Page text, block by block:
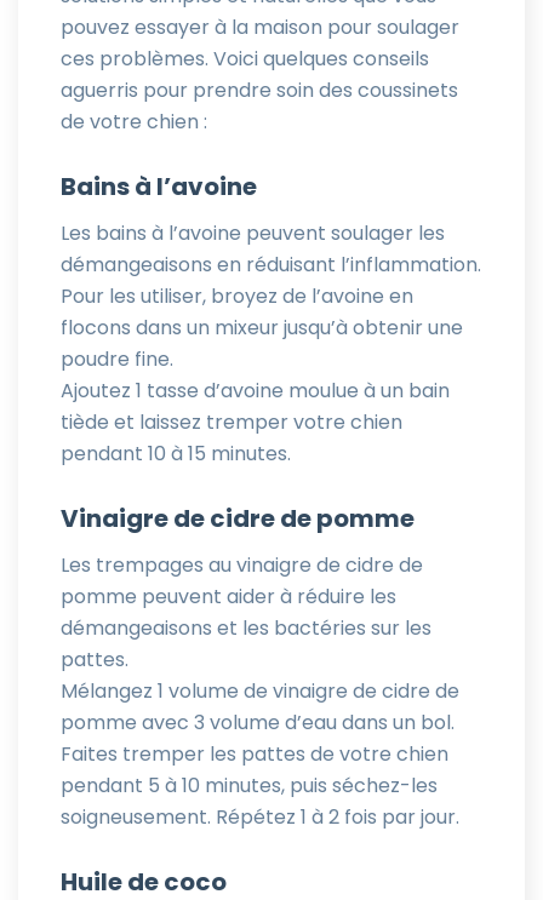
pouvez essayer à la maison pour soulager
ces problèmes. Voici quelques conseils
aguerris pour prendre soin des coussinets
de votre chien :
Bains à l’avoine
Les bains à l’avoine peuvent soulager les
démangeaisons en réduisant l’inflammation.
Pour les utiliser, broyez de l’avoine en
flocons dans un mixeur jusqu’à obtenir une
poudre fine.
Ajoutez 1 tasse d’avoine moulue à un bain
tiède et laissez tremper votre chien
pendant 10 à 15 minutes.
Vinaigre de cidre de pomme
Les trempages au vinaigre de cidre de
pomme peuvent aider à réduire les
démangeaisons et les bactéries sur les
pattes.
Mélangez 1 volume de vinaigre de cidre de
pomme avec 3 volume d’eau dans un bol.
Faites tremper les pattes de votre chien
pendant 5 à 10 minutes, puis séchez-les
soigneusement. Répétez 1 à 2 fois par jour.
Huile de coco